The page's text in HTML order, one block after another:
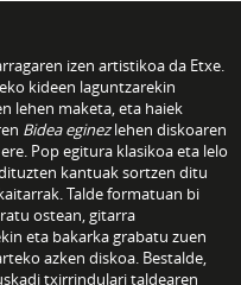
izen artistikoa da Etxe.
kideen laguntzarekin
lehen maketa, eta haiek
Bidea eginezlehen diskoaren
Pop egitura klasikoa eta lelo
kantuak sortzen ditu
Talde formatuan bi
ostean, gitarra
eta bakarka grabatu zuen
azken diskoa. Bestalde,
txirrindulari taldearen